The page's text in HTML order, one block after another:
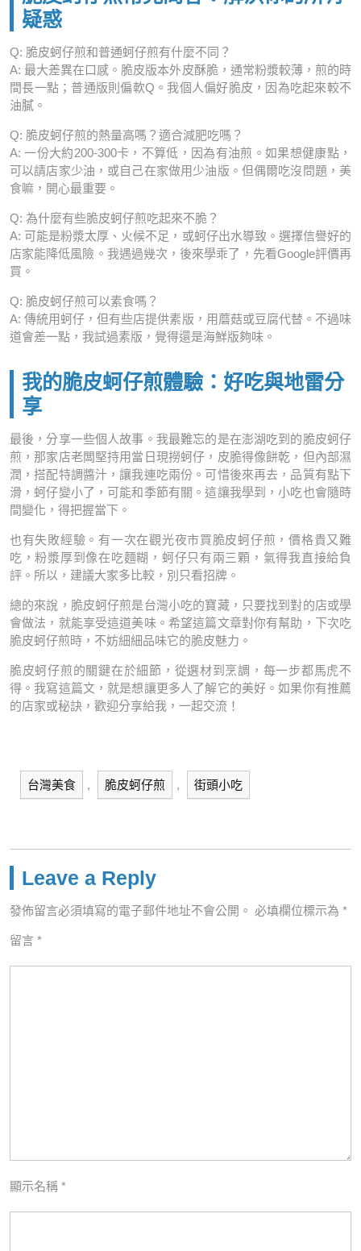
疑惑
Q: 脆皮蚵仔煎和普通蚵仔煎有什麼不同？
A: 最大差異在口感。脆皮版本外皮酥脆，通常粉漿較薄，煎的時
間長一點；普通版則偏軟Q。我個人偏好脆皮，因為吃起來較不
油膩。
Q: 脆皮蚵仔煎的熱量高嗎？適合減肥吃嗎？
A: 一份大約200-300卡，不算低，因為有油煎。如果想健康點，
可以請店家少油，或自己在家做用少油版。但偶爾吃沒問題，美
食嘛，開心最重要。
Q: 為什麼有些脆皮蚵仔煎吃起來不脆？
A: 可能是粉漿太厚、火候不足，或蚵仔出水導致。選擇信譽好的
店家能降低風險。我遇過幾次，後來學乖了，先看Google評價再
買。
Q: 脆皮蚵仔煎可以素食嗎？
A: 傳統用蚵仔，但有些店提供素版，用蘑菇或豆腐代替。不過味
道會差一點，我試過素版，覺得還是海鮮版夠味。
我的脆皮蚵仔煎體驗：好吃與地雷分
享
最後，分享一些個人故事。我最難忘的是在澎湖吃到的脆皮蚵仔
煎，那家店老闆堅持用當日現撈蚵仔，皮脆得像餅乾，但內部濕
潤，搭配特調醬汁，讓我連吃兩份。可惜後來再去，品質有點下
滑，蚵仔變小了，可能和季節有關。這讓我學到，小吃也會隨時
間變化，得把握當下。
也有失敗經驗。有一次在觀光夜市買脆皮蚵仔煎，價格貴又難
吃，粉漿厚到像在吃麵糊，蚵仔只有兩三顆，氣得我直接給負
評。所以，建議大家多比較，別只看招牌。
總的來說，脆皮蚵仔煎是台灣小吃的寶藏，只要找到對的店或學
會做法，就能享受這道美味。希望這篇文章對你有幫助，下次吃
脆皮蚵仔煎時，不妨細細品味它的脆皮魅力。
脆皮蚵仔煎的關鍵在於細節，從選材到烹調，每一步都馬虎不
得。我寫這篇文，就是想讓更多人了解它的美好。如果你有推薦
的店家或秘訣，歡迎分享給我，一起交流！
台灣美食 , 脆皮蚵仔煎 , 街頭小吃
Leave a Reply
發佈留言必須填寫的電子郵件地址不會公開。 必填欄位標示為 *
留言 *
顯示名稱 *